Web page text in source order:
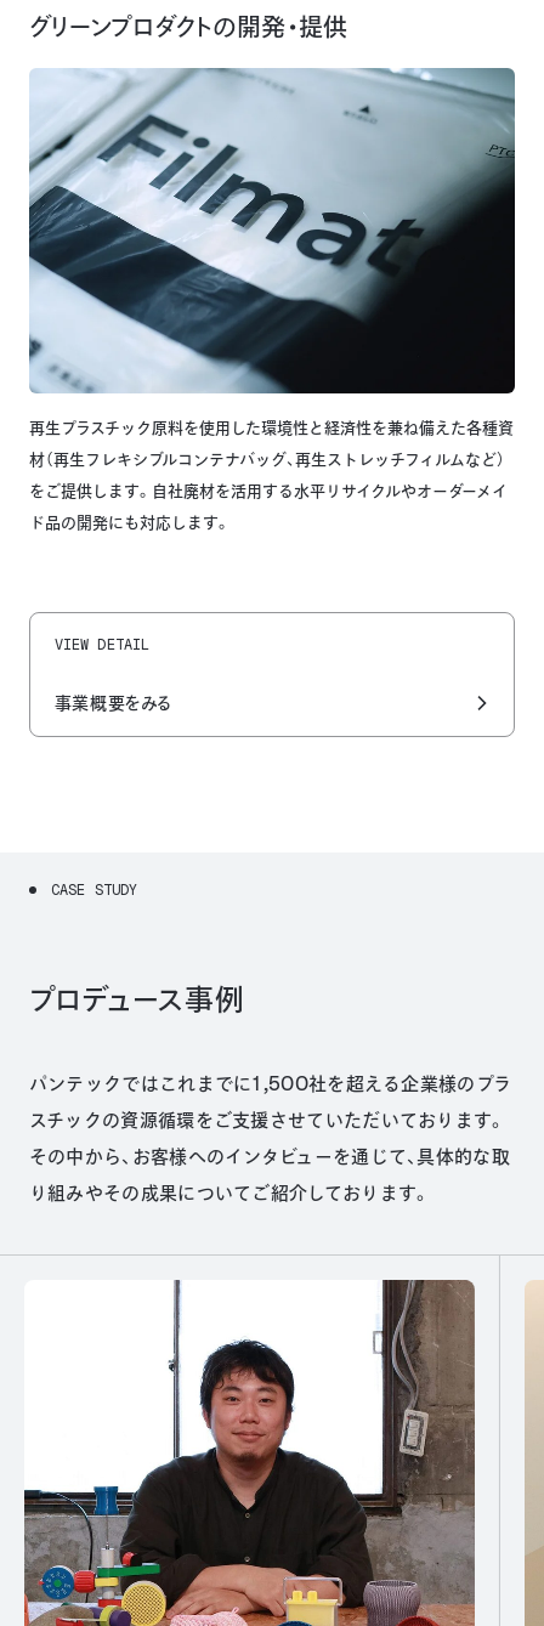
VIEW DETAIL
事業概要をみる
グリーンプロダクトの開発・提供
再生プラスチック原料を使用した環境性と経済性を兼ね備えた各種資
材（再生フレキシブルコンテナバッグ、再生ストレッチフィルムなど）
をご提供します。自社廃材を活用する水平リサイクルやオーダーメイ
ド品の開発にも対応します。
CASE STUDY
プロデュース事例
パンテックではこれまでに1,500社を超える企業様のプラ
スチックの資源循環をご支援させていただいております。
その中から、お客様へのインタビューを通じて、具体的な取
り組みやその成果についてご紹介しております。